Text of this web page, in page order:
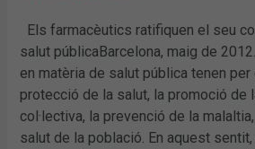
Els farmacèutics ratifiquen el seu
salut públicaBarcelona, maig de
en matèria de salut pública tenen
protecció de la salut, la promoció de
col·lectiva, la prevenció de la
salut de la població. En aquest